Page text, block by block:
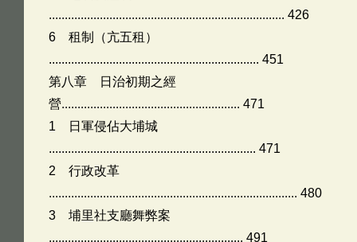
.......................................................................... 426
6 租制（亢五租）
.................................................................. 451
第八章 日治初期之經
營........................................................ 471
1 日軍侵佔大埔城
................................................................. 471
2 行政改革
.............................................................................. 480
3 埔里社支廳舞弊案
............................................................. 491